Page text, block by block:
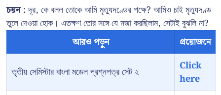
চয়ন :দূর, কে বলল তোকে আমি মৃত্যুদণ্ডের পক্ষে? আমিও চাই মৃত্যুদণ্ড
তুলে দেওয়া হোক। এতক্ষণ তোর সঙ্গে যে মজা করছিলাম, সেটাই বুঝলি না?
আরও পড়ুন
প্রয়োজনে
তৃতীয় সেমিস্টার বাংলা মডেল প্রশ্নপত্র সেট ২
Click
here